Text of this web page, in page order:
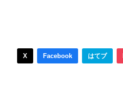
X Facebook はてブ